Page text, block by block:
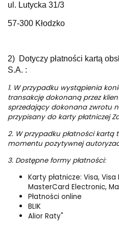
ul. Lutycka 31/3
57-300 Kłodzko
2) Dotyczy płatności kartą
S.A. :
1. W przypadku wystąpienia
transakcję dokonaną przez
sprzedający dokonana zwrotu
przypisany do karty płatniczej
2. W przypadku płatności
momentu pozytywnej
3. Dostępne formy płatności:
Karty płatnicze: Visa,
MasterCard Electronic,
Płatności online
BLIK
Alior Raty"